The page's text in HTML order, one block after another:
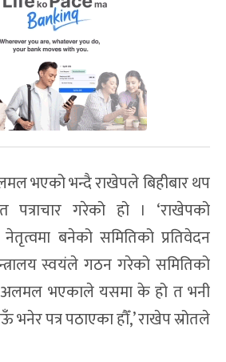
भएको भन्दै राखेपले बिहीबार थप
गरेको हो । ‘राखेपको
बनेको समितिको प्रतिवेदन
स्वयंले गठन गरेको समितिको
अलमल भएकाले यसमा के हो त भनी
भनेर पत्र पठाएका हौँ,’ राखेप स्रोतले